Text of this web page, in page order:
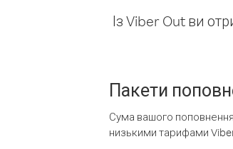
Із Viber Out ви
Пакети
Сума вашого
низькими тарифами